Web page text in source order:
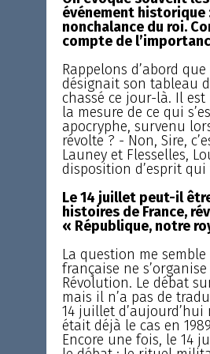
événement historique
nonchalance du roi.
compte de
Rappelons d’abord
désignait son tableau
chassé ce jour-là. Il
la mesure de ce qui
apocryphe, survenu
révolte ? - Non, Sire,
Launey et Flesselles,
disposition d’esprit
Le 14 juillet peut-il
histoires de France,
« République, notre
La question me
française ne
Révolution. Le débat
mais il n’a pas de
14 juillet
était déjà le cas en
Encore une fois, le 14